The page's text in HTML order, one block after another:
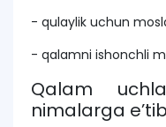
- qulaylik uchun
- qalamni ishonchli
Qalam
nimalarga